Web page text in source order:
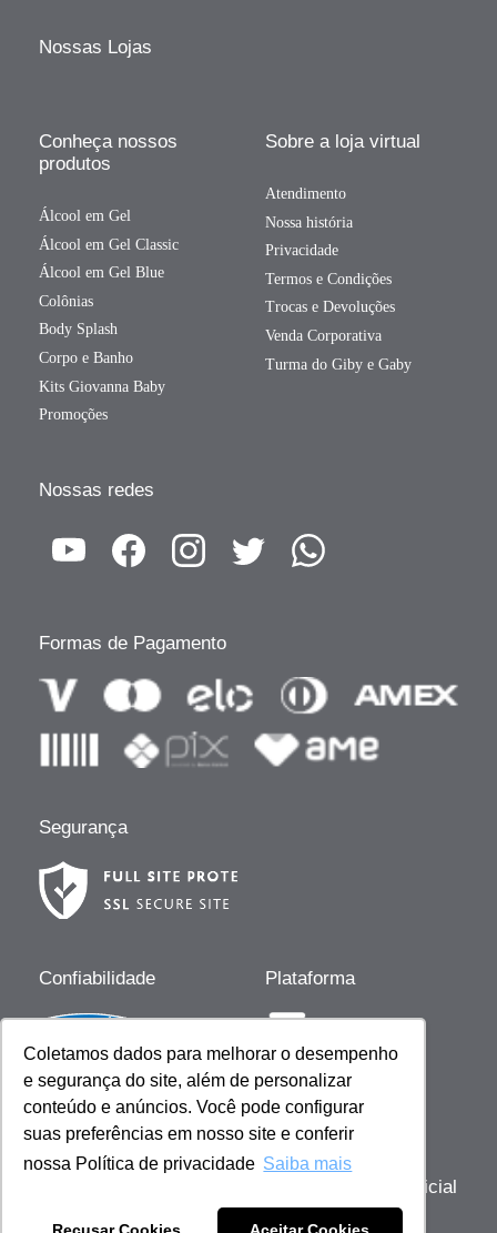
Coletamos dados para melhorar o desempenho
e segurança do site, além de personalizar
conteúdo e anúncios. Você pode configurar
suas preferências em nosso site e conferir
nossa Política de privacidade Saiba mais
Nossas Lojas
Conheça nossos
produtos
Álcool em Gel
Álcool em Gel Classic
Álcool em Gel Blue
Colônias
Body Splash
Corpo e Banho
Kits Giovanna Baby
Promoções
Sobre a loja virtual
Atendimento
Nossa história
Privacidade
Termos e Condições
Trocas e Devoluções
Venda Corporativa
Turma do Giby e Gaby
Nossas redes
Formas de Pagamento
Segurança
Confiabilidade Plataforma
Desenvolvido por
Copyright © 2023 Giovanna Baby | Licença Oficial
- Todos os direitos reservados